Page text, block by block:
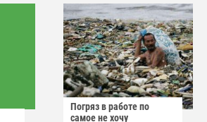
Погряз в работе по
самое не хочу